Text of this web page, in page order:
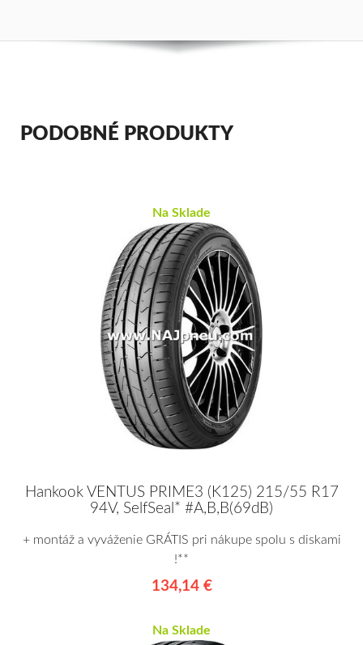
PODOBNÉ PRODUKTY
Na Sklade
Hankook VENTUS PRIME3 (K125) 215/55 R17
94V, SelfSeal* #A,B,B(69dB)
+ montáž a vyváženie GRÁTIS pri nákupe spolu s diskami
!**
134,14 €
Na Sklade